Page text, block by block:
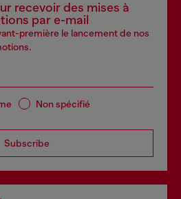
recevoir des mises à
par e-mail
première le lancement de nos
Non spécifié
Subscribe